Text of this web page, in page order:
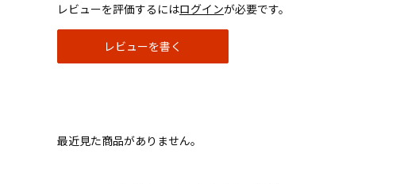
レビューを評価するにはログインが必要です。
レビューを書く
最近見た商品がありません。